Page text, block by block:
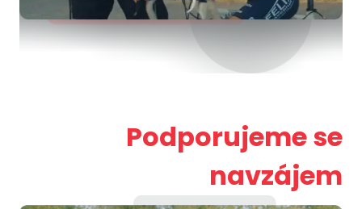
Podporujeme se
navzájem